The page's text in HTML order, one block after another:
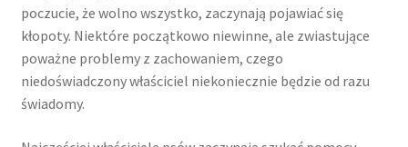
3 maja, 2024
22 maja, 2024
31 maja, 2024
poczucie, że wolno wszystko, zaczynają pojawiać się
kłopoty. Niektóre początkowo niewinne, ale zwiastujące
poważne problemy z zachowaniem, czego
niedoświadczony właściciel niekoniecznie będzie od razu
świadomy.